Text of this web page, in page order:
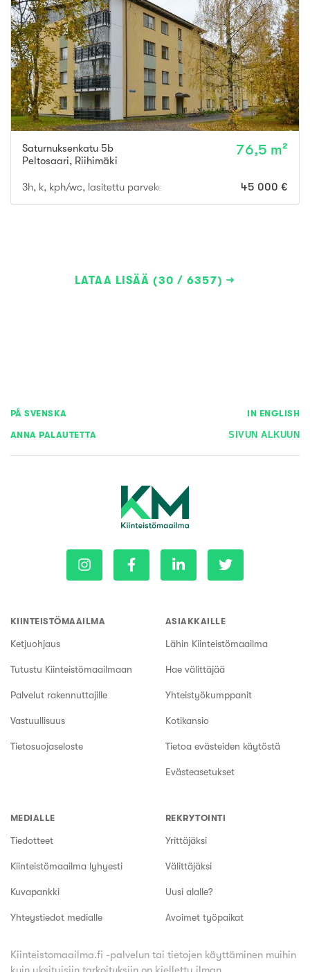
Saturnuksenkatu 5b
Peltosaari, Riihimäki
76,5 m²
3h, k, kph/wc, lasitettu parveke 45 000 €
LATAA LISÄÄ (30 / 6357)
PÅ SVENSKA IN ENGLISH
ANNA PALAUTETTA SIVUN ALKUUN
KIINTEISTÖMAAILMA
Ketjuohjaus
Tutustu Kiinteistömaailmaan
Palvelut rakennuttajille
Vastuullisuus
Tietosuojaseloste
ASIAKKAILLE
Lähin Kiinteistömaailma
Hae välittäjää
Yhteistyökumppanit
Kotikansio
Tietoa evästeiden käytöstä
Evästeasetukset
MEDIALLE
Tiedotteet
Kiinteistömaailma lyhyesti
Kuvapankki
Yhteystiedot medialle
REKRYTOINTI
Yrittäjäksi
Välittäjäksi
Uusi alalle?
Avoimet työpaikat
Kiinteistomaailma.fi -palvelun tai tietojen käyttäminen muihin